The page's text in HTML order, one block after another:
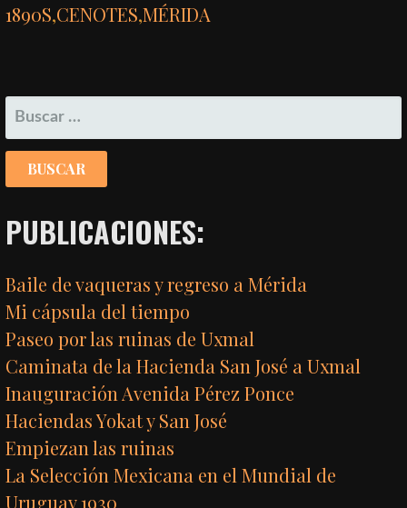
1890S,CENOTES,MÉRIDA
BUSCAR:
PUBLICACIONES:
Baile de vaqueras y regreso a Mérida
Mi cápsula del tiempo
Paseo por las ruinas de Uxmal
Caminata de la Hacienda San José a Uxmal
Inauguración Avenida Pérez Ponce
Haciendas Yokat y San José
Empiezan las ruinas
La Selección Mexicana en el Mundial de
Uruguay 1930